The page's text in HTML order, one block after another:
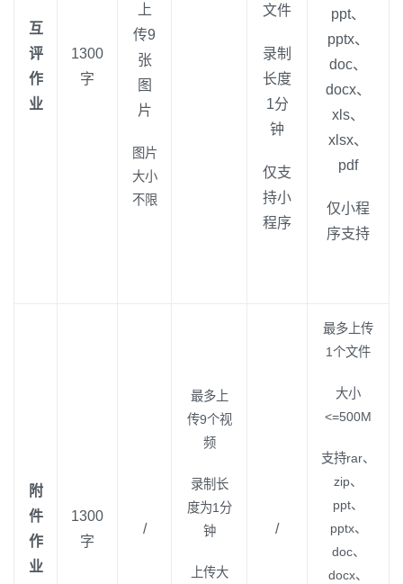
互
评
作
业
1300
字
上
传9
张
图
片
图片
大小
不限
文件
录制
长度
1分
钟
仅支
持小
程序
ppt、
pptx、
doc、
docx、
xls、
xlsx、
pdf
仅小程
序支持
附
件
作
业
1300
字
/
最多上
传9个视
频
录制长
度为1分
钟
上传大
/
最多上传
1个文件
大小
<=500M
支持rar、
zip、
ppt、
pptx、
doc、
docx、